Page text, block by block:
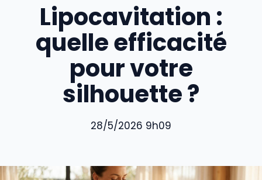
Lipocavitation :
quelle efficacité
pour votre
silhouette ?
28/5/2026 9h09